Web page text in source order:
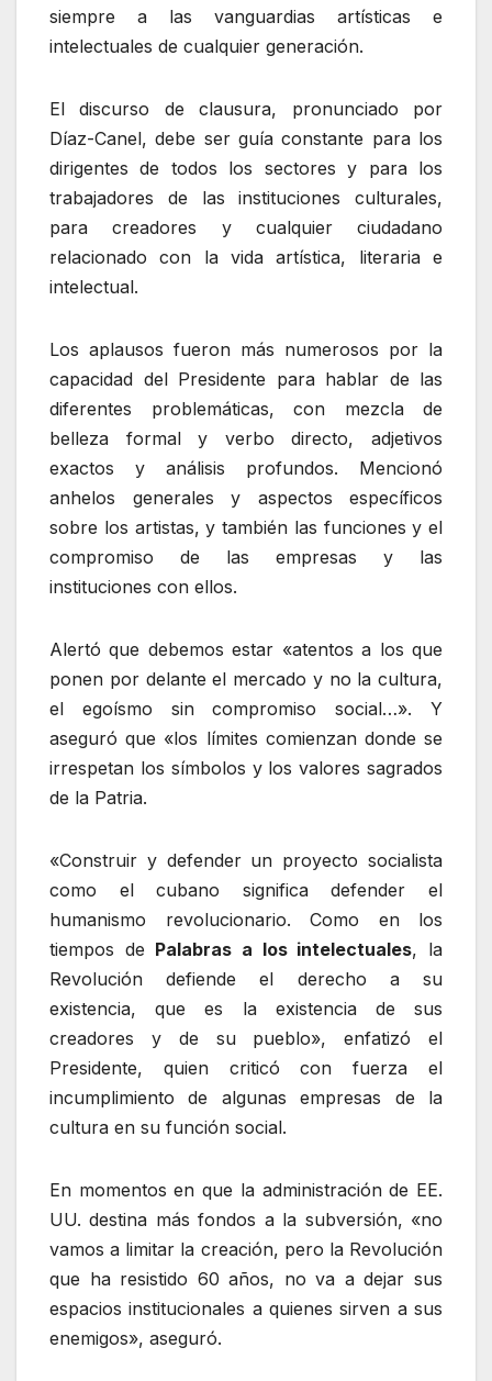
siempre a las vanguardias artísticas e
intelectuales de cualquier generación.
El discurso de clausura, pronunciado por
Díaz-Canel, debe ser guía constante para los
dirigentes de todos los sectores y para los
trabajadores de las instituciones culturales,
para creadores y cualquier ciudadano
relacionado con la vida artística, literaria e
intelectual.
Los aplausos fueron más numerosos por la
capacidad del Presidente para hablar de las
diferentes problemáticas, con mezcla de
belleza formal y verbo directo, adjetivos
exactos y análisis profundos. Mencionó
anhelos generales y aspectos específicos
sobre los artistas, y también las funciones y el
compromiso de las empresas y las
instituciones con ellos.
Alertó que debemos estar «atentos a los que
ponen por delante el mercado y no la cultura,
el egoísmo sin compromiso social…». Y
aseguró que «los límites comienzan donde se
irrespetan los símbolos y los valores sagrados
de la Patria.
«Construir y defender un proyecto socialista
como el cubano significa defender el
humanismo revolucionario. Como en los
tiempos de Palabras a los intelectuales, la
Revolución defiende el derecho a su
existencia, que es la existencia de sus
creadores y de su pueblo», enfatizó el
Presidente, quien criticó con fuerza el
incumplimiento de algunas empresas de la
cultura en su función social.
En momentos en que la administración de EE.
UU. destina más fondos a la subversión, «no
vamos a limitar la creación, pero la Revolución
que ha resistido 60 años, no va a dejar sus
espacios institucionales a quienes sirven a sus
enemigos», aseguró.